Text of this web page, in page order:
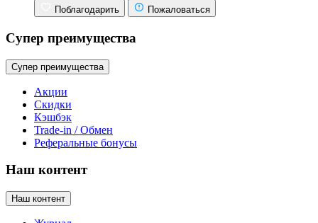
Поблагодарить Пожаловаться
Супер преимущества
Супер преимущества
Акции
Скидки
Кэшбэк
Trade-in / Обмен
Реферальные бонусы
Наш контент
Наш контент